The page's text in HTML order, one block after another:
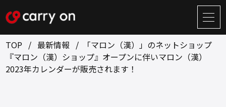
サ
イ
ト
メ
BUSINESS CREATOR
TOP 最新情報
「マロン（漢）」のネットショップ
『マロン（漢）ショップ』オープンに伴いマロン（漢）
2023年カレンダーが販売されます！